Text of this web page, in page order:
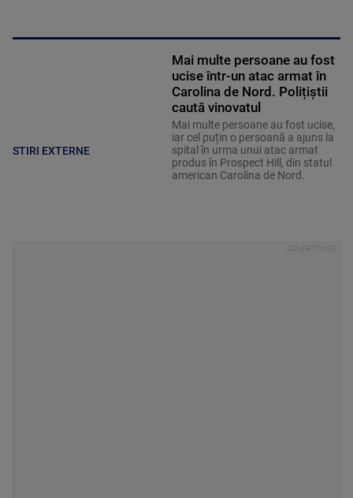
STIRI EXTERNE
Mai multe persoane au fost
ucise într-un atac armat în
Carolina de Nord. Polițiștii
caută vinovatul
Mai multe persoane au fost ucise,
iar cel puțin o persoană a ajuns la
spital în urma unui atac armat
produs în Prospect Hill, din statul
american Carolina de Nord.